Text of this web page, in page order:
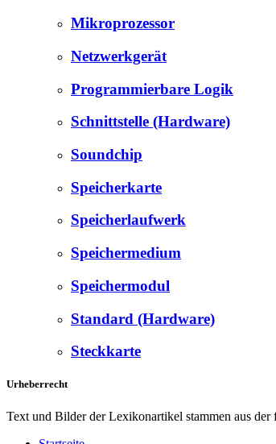
Mikroprozessor
Netzwerkgerät
Programmierbare Logik
Schnittstelle (Hardware)
Soundchip
Speicherkarte
Speicherlaufwerk
Speichermedium
Speichermodul
Standard (Hardware)
Steckkarte
Urheberrecht
Text und Bilder der Lexikonartikel stammen aus der